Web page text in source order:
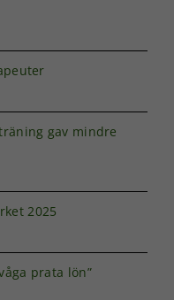
gav mindre
2025
prata lön”